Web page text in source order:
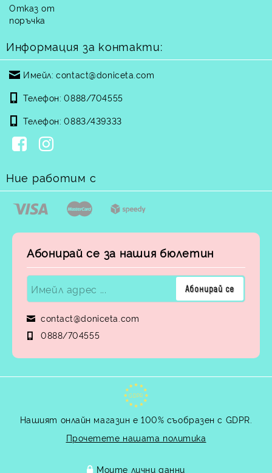
Отказ от
поръчка
Информация за контакти:
Имейл: contact@doniceta.com
Телефон: 0888/704555
Телефон: 0883/439333
Ние работим с
Абонирай се за нашия бюлетин
contact@doniceta.com
0888/704555
GDPR
Нашият онлайн магазин е 100% съобразен с GDPR.
Прочетете нашата политика
Моите лични данни